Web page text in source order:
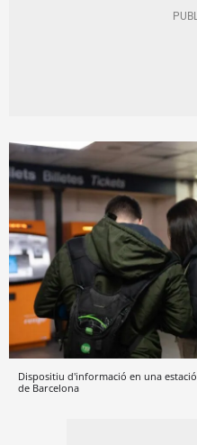
Dispositiu d'informació en una
de Barcelona